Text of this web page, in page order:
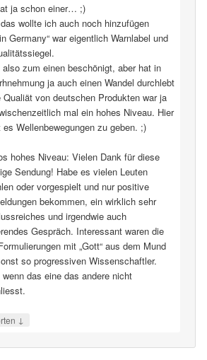
ja schon einer… ;)
wollte ich auch noch hinzufügen
Germany“ war eigentlich Warnlabel und
zum einen beschönigt, aber hat in
ja auch einen Wandel durchlebt
Qualiät von deutschen Produkten war ja
mal ein hohes Niveau. Hier
Wellenbewegungen zu geben. ;)
hohes Niveau: Vielen Dank für diese
Sendung! Habe es vielen Leuten
oder vorgespielt und nur positive
bekommen, ein wirklich sehr
und irgendwie auch
Gespräch. Interessant waren die
mit „Gott“ aus dem Mund
so progressiven Wissenschaftler.
das eine das andere nicht
↓